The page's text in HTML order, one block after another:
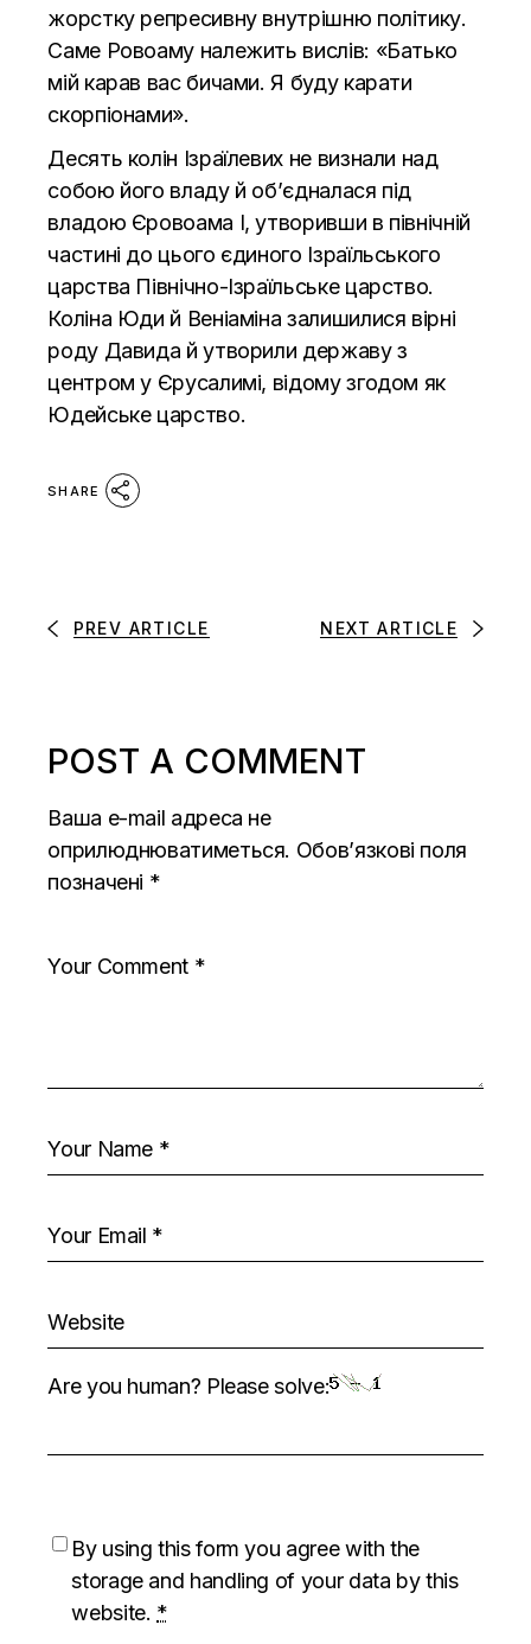
жорстку репресивну внутрішню політику.
Саме Ровоаму належить вислів: «Батько
мій карав вас бичами. Я буду карати
скорпіонами».
Десять колін Ізраїлевих не визнали над
собою його владу й об’єдналася під
владою Єровоама I, утворивши в північній
частині до цього єдиного Ізраїльського
царства Північно-Ізраїльське царство.
Коліна Юди й Веніаміна залишилися вірні
роду Давида й утворили державу з
центром у Єрусалимі, відому згодом як
Юдейське царство.
SHARE
PREV ARTICLE NEXT ARTICLE
POST A COMMENT
Ваша e-mail адреса не
оприлюднюватиметься. Обов’язкові поля
позначені *
Are you human? Please solve:
By using this form you agree with the
storage and handling of your data by this
website. *